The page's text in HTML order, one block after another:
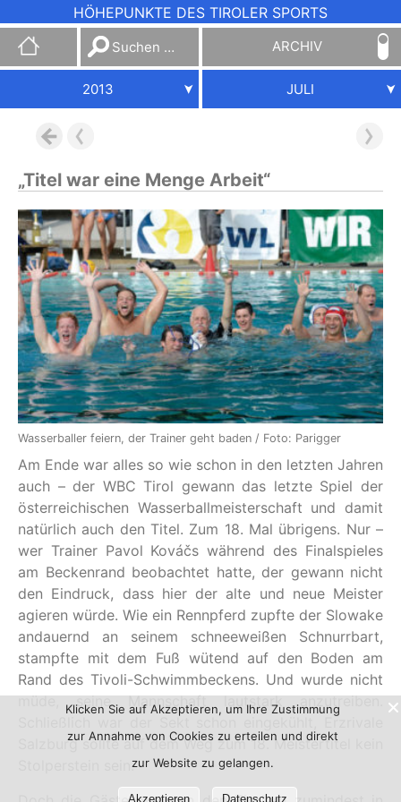
HÖHEPUNKTE DES TIROLER SPORTS
Suchen
nach:
ARCHIV
2013 JULI
„Titel war eine Menge Arbeit“
Wasserballer feiern, der Trainer geht baden / Foto: Parigger
Am Ende war alles so wie schon in den letzten Jahren
auch – der WBC Tirol gewann das letzte Spiel der
österreichischen Wasserballmeisterschaft und damit
natürlich auch den Titel. Zum 18. Mal übrigens. Nur –
wer Trainer Pavol Kováčs während des Finalspieles
am Beckenrand beobachtet hatte, der gewann nicht
den Eindruck, dass hier der alte und neue Meister
agieren würde. Wie ein Rennpferd zupfte der Slowake
andauernd an seinem schneeweißen Schnurrbart,
stampfte mit dem Fuß wütend auf den Boden am
Rand des Tivoli-Schwimmbeckens. Und wurde nicht
müde, seine Mannschaft lautstark anzutreiben.
Schließlich war der Sekt schon eingekühlt, Erzrivale
Salzburg sollte auf dem Weg zum 18. Meistertitel kein
Stolperstein sein.
Klicken Sie auf Akzeptieren, um Ihre Zustimmung
zur Annahme von Cookies zu erteilen und direkt
zur Website zu gelangen.
Akzeptieren Datenschutz